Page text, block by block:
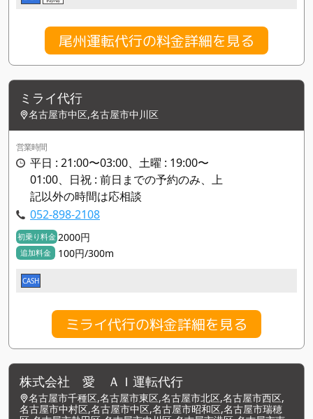
尾州運転代行の料金詳細を見る
ミライ代行
名古屋市中区,名古屋市中川区
営業時間
平日 : 21:00〜03:00、土曜 : 19:00〜
01:00、日祝 : 前日までの予約のみ、上
記以外の時間は応相談
052-898-2108
初乗り料金 2000円
追加料金 100円/300m
CASH
ミライ代行の料金詳細を見る
株式会社 愛 ＡＩ運転代行
名古屋市千種区,名古屋市東区,名古屋市北区,名古屋市西区,
名古屋市中村区,名古屋市中区,名古屋市昭和区,名古屋市瑞穂